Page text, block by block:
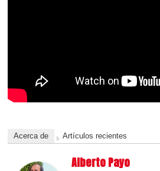
Acerca de Artículos recientes
Alberto Payo